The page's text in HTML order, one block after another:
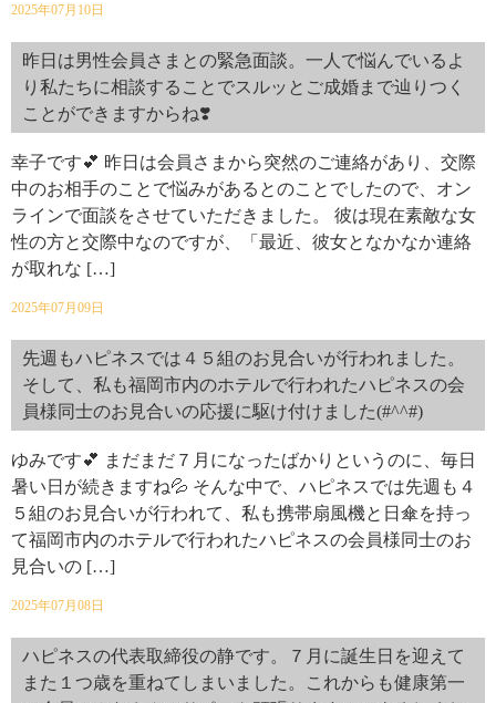
2025年07月10日
昨日は男性会員さまとの緊急面談。一人で悩んでいるよ
り私たちに相談することでスルッとご成婚まで辿りつく
ことができますからね❣️
幸子です💕 昨日は会員さまから突然のご連絡があり、交際
中のお相手のことで悩みがあるとのことでしたので、オン
ラインで面談をさせていただきました。 彼は現在素敵な女
性の方と交際中なのですが、「最近、彼女となかなか連絡
が取れな […]
2025年07月09日
先週もハピネスでは４５組のお見合いが行われました。
そして、私も福岡市内のホテルで行われたハピネスの会
員様同士のお見合いの応援に駆け付けました(#^^#)
ゆみです💕 まだまだ７月になったばかりというのに、毎日
暑い日が続きますね💦 そんな中で、ハピネスでは先週も４
５組のお見合いが行われて、私も携帯扇風機と日傘を持っ
て福岡市内のホテルで行われたハピネスの会員様同士のお
見合いの […]
2025年07月08日
ハピネスの代表取締役の静です。７月に誕生日を迎えて
また１つ歳を重ねてしまいました。これからも健康第一